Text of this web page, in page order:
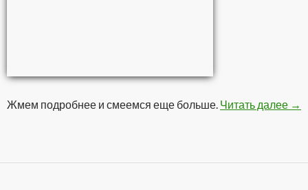
Жмем подробнее и смеемся еще больше. Читать далее →